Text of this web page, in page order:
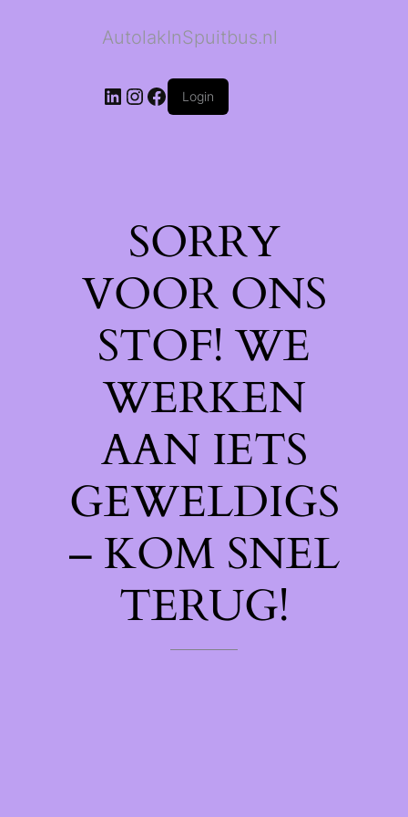
AutolakInSpuitbus.nl
LinkedIn
Instagram
Facebook
Login
SORRY
VOOR ONS
STOF! WE
WERKEN
AAN IETS
GEWELDIGS
– KOM SNEL
TERUG!